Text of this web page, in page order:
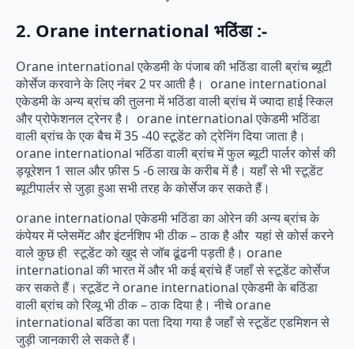
2. Orane international भठिंडा :-
Orane international एकेडमी के पंजाब की भठिंडा वाली ब्रांच ब्यूटी
कोर्सेज करवाने के लिए नंबर 2 पर आती है। orane international
एकेडमी के अन्य ब्रांच की तुलना में भठिंडा वाली ब्रांच में ज्यादा हाई स्किल
और प्रोफेशनल ट्रेनर है। orane international एकेडमी भठिंडा
वाली ब्रांच के एक बैच में 35 -40 स्टूडेंट को ट्रेनिंग दिया जाता है।
orane international भठिंडा वाली ब्रांच में फुल ब्यूटी पार्लर कोर्स की
ड्यूरेशन 1 साल और फ़ीस 5 -6 लाख के करीब में है। यहाँ से भी स्टूडेंट
ब्यूटीपार्लर से जुड़ा हुआ सभी तरह के कोर्सेज कर सकते हैं।
orane international एकेडमी भठिंडा का ओरेन की अन्य ब्रांच के
कंपेयर में प्लेसमेंट और इंटर्नशिप भी ठीक – ठाक है और यहां से कोर्स करने
वाले कुछ ही स्टूडेंट को खुद से जॉब ढूंढनी पड़ती है। orane
international की भारत में और भी कई ब्रांचे हैं जहाँ से स्टूडेंट कोर्सेज
कर सकते हैं। स्टूडेंट ने orane international एकेडमी के बठिंडा
वाली ब्रांच को रिव्यू भी ठीक – ठाक दिया है। नीचे orane
international बठिंडा का पता दिया गया है जहाँ से स्टूडेंट एडमिशन से
जुड़ी जानकारी ले सकते हैं।